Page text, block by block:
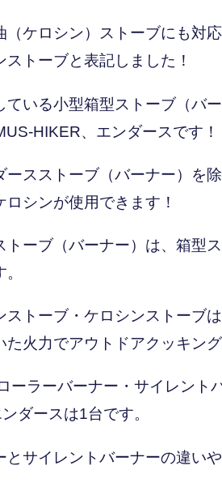
（ケロシン）ストーブにも対
トーブと表記しました！
ている小型箱型ストーブ（バ
、エンダースです！
ースストーブ（バーナー）を
シンが使用できます！
トーブ（バーナー）は、箱型
ストーブ・ケロシンストーブ
た火力でアウトドアクッキン
ーラーバーナー・サイレント
ダースは1台です。
とサイレントバーナーの違い